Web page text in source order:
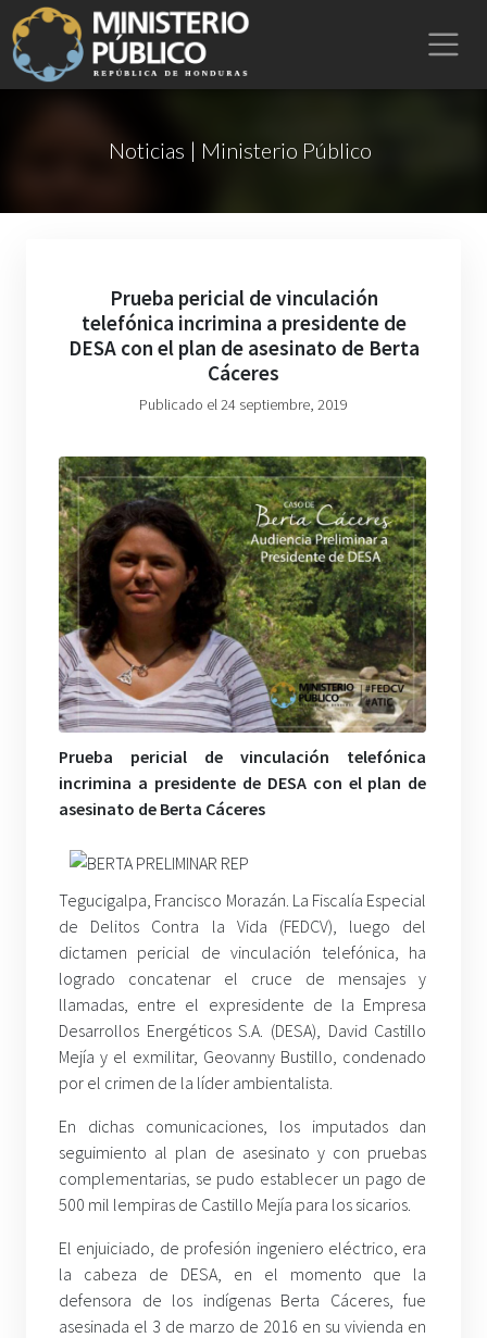
Noticias | Ministerio Público
Prueba pericial de vinculación
telefónica incrimina a presidente de
DESA con el plan de asesinato de Berta
Cáceres
Publicado el 24 septiembre, 2019
Prueba pericial de vinculación telefónica
incrimina a presidente de DESA con el plan de
asesinato de Berta Cáceres
Tegucigalpa, Francisco Morazán. La Fiscalía Especial
de Delitos Contra la Vida (FEDCV), luego del
dictamen pericial de vinculación telefónica, ha
logrado concatenar el cruce de mensajes y
llamadas, entre el expresidente de la Empresa
Desarrollos Energéticos S.A. (DESA), David Castillo
Mejía y el exmilitar, Geovanny Bustillo, condenado
por el crimen de la líder ambientalista.
En dichas comunicaciones, los imputados dan
seguimiento al plan de asesinato y con pruebas
complementarias, se pudo establecer un pago de
500 mil lempiras de Castillo Mejía para los sicarios.
El enjuiciado, de profesión ingeniero eléctrico, era
la cabeza de DESA, en el momento que la
defensora de los indígenas Berta Cáceres, fue
asesinada el 3 de marzo de 2016 en su vivienda en